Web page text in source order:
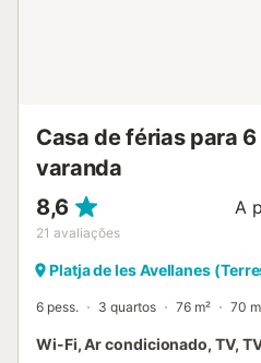
Casa de férias para
varanda
8,6
21 avaliações
A
Platja de les Avellanes
6 pess. 3 quartos 76 m² 70
Wi-Fi, Ar condicionado, TV,